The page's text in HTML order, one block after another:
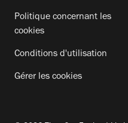
Politique concernant les
cookies
Conditions d'utilisation
Gérer les cookies